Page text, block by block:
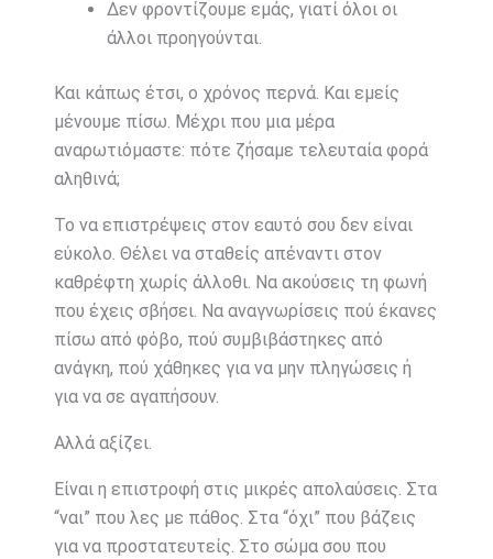
Δεν φροντίζουμε εμάς, γιατί όλοι οι
άλλοι προηγούνται.
Και κάπως έτσι, ο χρόνος περνά. Και εμείς
μένουμε πίσω. Μέχρι που μια μέρα
αναρωτιόμαστε: πότε ζήσαμε τελευταία φορά
αληθινά;
Το να επιστρέψεις στον εαυτό σου δεν είναι
εύκολο. Θέλει να σταθείς απέναντι στον
καθρέφτη χωρίς άλλοθι. Να ακούσεις τη φωνή
που έχεις σβήσει. Να αναγνωρίσεις πού έκανες
πίσω από φόβο, πού συμβιβάστηκες από
ανάγκη, πού χάθηκες για να μην πληγώσεις ή
για να σε αγαπήσουν.
Αλλά αξίζει.
Είναι η επιστροφή στις μικρές απολαύσεις. Στα
“ναι” που λες με πάθος. Στα “όχι” που βάζεις
για να προστατευτείς. Στο σώμα σου που